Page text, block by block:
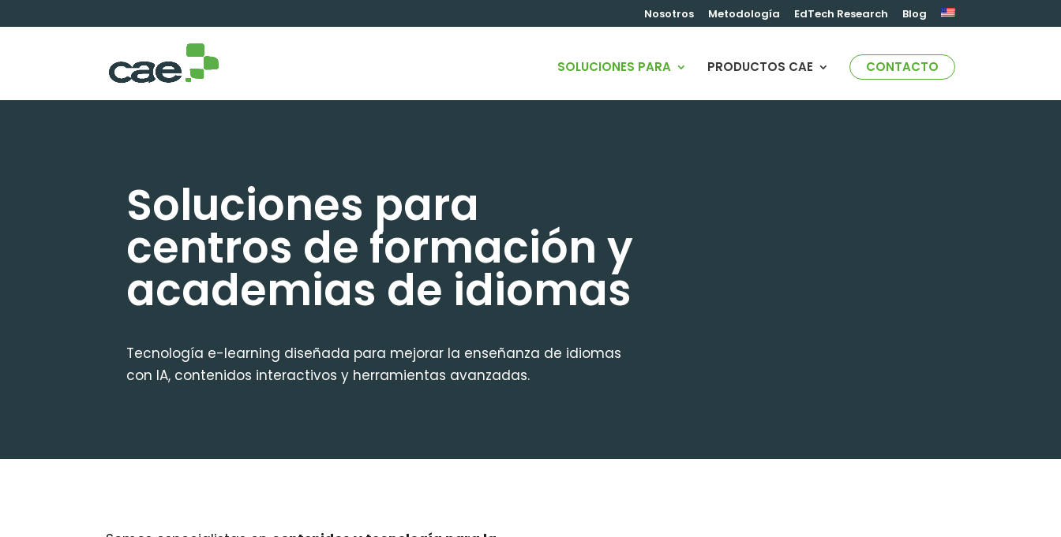
Nosotros Metodología EdTech Research Blog
SOLUCIONES PARA PRODUCTOS CAE CONTACTO
Soluciones para
centros de formación y
academias de idiomas
Tecnología e-learning diseñada para mejorar la enseñanza de idiomas
con IA, contenidos interactivos y herramientas avanzadas.